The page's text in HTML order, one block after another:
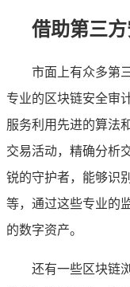
借助第三
市面上有众多第
专业的区块链安全审
服务利用先进的算法
交易活动，精确分析
锐的守护者，能够识
等，通过这些专业的
的数字资产。
还有一些区块链